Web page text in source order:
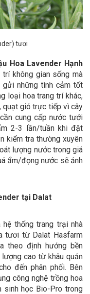
tươi
Hoa Lavender Hạnh
không gian sống mà
gửi những tình cảm tốt
loại hoa trang trí khác,
quạt gió trực tiếp vì cây
cung cấp nước tưới
2-3 lần/tuần khi đặt
kiểm tra thường xuyên
lượng nước trong giá
ẩm/đọng nước sẽ ảnh
tại Dalat
thống trang trại nhà
tươi từ Dalat Hasfarm
theo định hướng bền
cao từ khâu quản
đến phân phối. Bên
công nghệ trồng hoa
sinh học Bio-Pro trong